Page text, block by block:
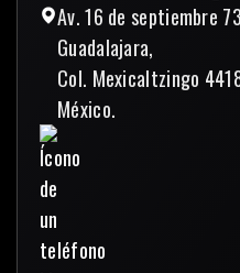
Av. 16 de septiembre
Guadalajara,
Col. Mexicaltzingo
México.